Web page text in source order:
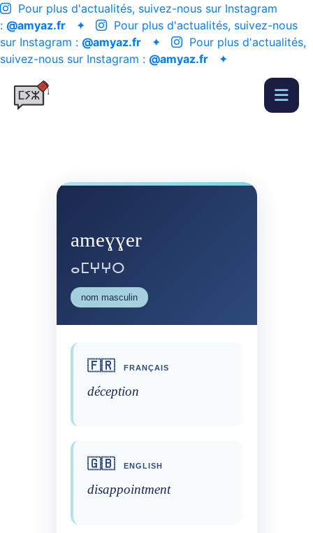
Pour plus d'actualités, suivez-nous sur Instagram
: @amyaz.fr ✦
Pour plus d'actualités, suivez-nous
sur Instagram : @amyaz.fr ✦
Pour plus d'actualités,
suivez-nous sur Instagram : @amyaz.fr ✦
ameɣɣer
ⴰⵎⵖⵖⵔ
nom masculin
🇫🇷 FRANÇAIS
déception
🇬🇧 ENGLISH
disappointment